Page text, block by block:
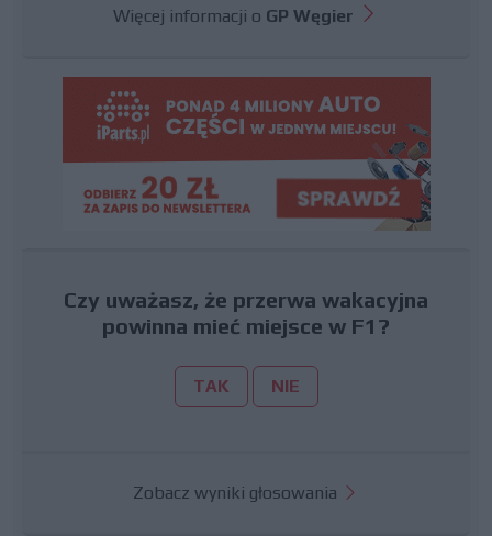
Więcej informacji o GP Węgier
Czy uważasz, że przerwa wakacyjna
powinna mieć miejsce w F1?
TAK NIE
Zobacz wyniki głosowania